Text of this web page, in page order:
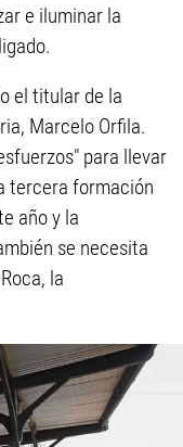
e iluminar la
el titular de la
Marcelo Orfila.
para llevar
tercera formación
año y la
se necesita
la